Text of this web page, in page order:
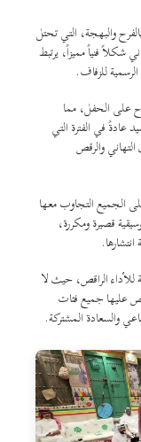
والبهجة، التي تحتل
فنياً مميزاً، يرتبط
للزفاف.
على الحفل، مما
عادةً في الفترة التي
والرقص
الجميع التجاوب معها
قصيرة ومكررة،
للأداء الراقص، حيث لا
عليها جميع فئات
والسعادة المشتركة.